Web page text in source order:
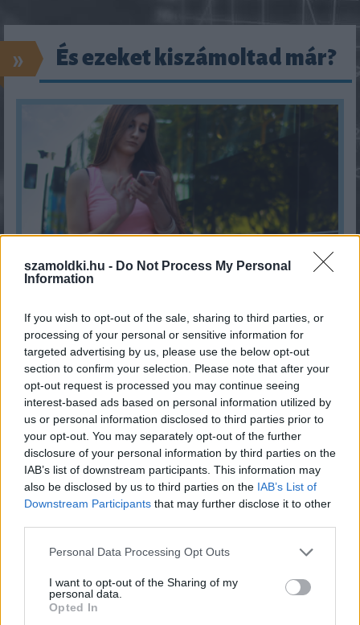
szamoldki.hu - Do Not Process My Personal
Information
If you wish to opt-out of the sale, sharing to third parties, or
processing of your personal or sensitive information for
targeted advertising by us, please use the below opt-out
section to confirm your selection. Please note that after your
opt-out request is processed you may continue seeing
interest-based ads based on personal information utilized by
us or personal information disclosed to third parties prior to
your opt-out. You may separately opt-out of the further
disclosure of your personal information by third parties on the
IAB’s list of downstream participants. This information may
also be disclosed by us to third parties on the IAB’s List of
Downstream Participants that may further disclose it to other
Please note that this website/app uses one or more Google
not limited to your visit or usage behaviour. You may click to
grant or deny consent to Google and its third-party tags to
use your data for below specified purposes in below Google
Personal Data Processing Opt Outs
I want to opt-out of the Sharing of my
personal data.
Opted In
» És ezeket kiszámoltad már?
Segítség! Okostelefon-függő vagyok?
KISZÁMOLOM!
volna-e valaha!
KISZÁMOLOM!